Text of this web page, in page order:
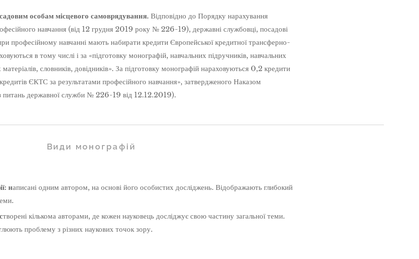
особам місцевого самоврядування. Відповідно до Порядку нарахування
навчання (від 12 грудня 2019 року № 226-19), державні службовці, посадові
професійному навчанні мають набирати кредити Європейської кредитної трансферно-
в тому числі і за «підготовку монографій, навчальних підручників, навчальних
словників, довідників». За підготовку монографій нараховуються 0,2 кредити
ЄКТС за результатами професійного навчання», затвердженого Наказом
з питань державної служби № 226-19 від 12.12.2019).
Види монографій
написані одним автором, на основі його особистих досліджень. Відображають глибокий
творені кількома авторами, де кожен науковець досліджує свою частину загальної теми.
проблему з різних наукових точок зору.